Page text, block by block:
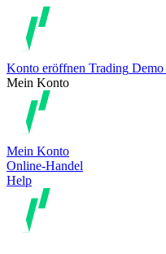
Konto eröffnen Trading Demo
Mein Konto
Mein Konto
Online-Handel
Help